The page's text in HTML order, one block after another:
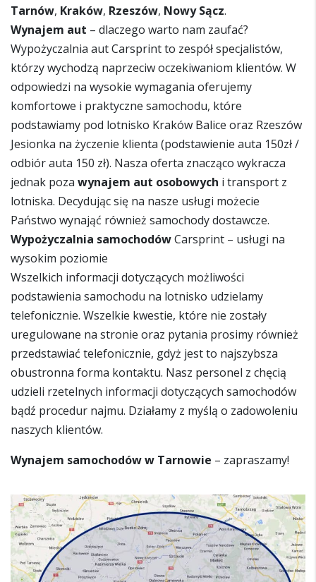
Tarnów, Kraków, Rzeszów, Nowy Sącz.
Wynajem aut – dlaczego warto nam zaufać?
Wypożyczalnia aut Carsprint to zespół specjalistów,
którzy wychodzą naprzeciw oczekiwaniom klientów. W
odpowiedzi na wysokie wymagania oferujemy
komfortowe i praktyczne samochodu, które
podstawiamy pod lotnisko Kraków Balice oraz Rzeszów
Jesionka na życzenie klienta (podstawienie auta 150zł /
odbiór auta 150 zł). Nasza oferta znacząco wykracza
jednak poza wynajem aut osobowych i transport z
lotniska. Decydując się na nasze usługi możecie
Państwo wynająć również samochody dostawcze.
Wypożyczalnia samochodówCarsprint – usługi na
wysokim poziomie
Wszelkich informacji dotyczących możliwości
podstawienia samochodu na lotnisko udzielamy
telefonicznie. Wszelkie kwestie, które nie zostały
uregulowane na stronie oraz pytania prosimy również
przedstawiać telefonicznie, gdyż jest to najszybsza
obustronna forma kontaktu. Nasz personel z chęcią
udzieli rzetelnych informacji dotyczących samochodów
bądź procedur najmu. Działamy z myślą o zadowoleniu
naszych klientów.
Wynajem samochodów w Tarnowie – zapraszamy!